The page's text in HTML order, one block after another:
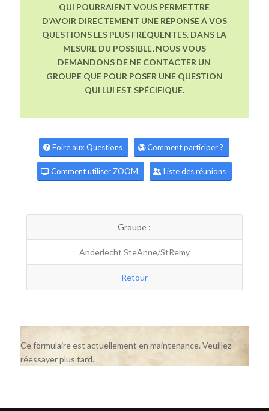
QUI POURRAIENT VOUS PERMETTRE
D’AVOIR DIRECTEMENT UNE RÉPONSE À VOS
QUESTIONS LES PLUS FRÉQUENTES. DANS LA
MESURE DU POSSIBLE, NOUS VOUS
DEMANDONS DE NE CONTACTER UN
GROUPE QUE POUR POSER UNE QUESTION
QUI LUI EST SPÉCIFIQUE.
Foire aux Questions Comment participer ?
Comment utiliser ZOOM Liste des réunions
Groupe :
Anderlecht SteAnne/StRemy
Retour
Ce formulaire est actuellement en maintenance. Veuillez
réessayer plus tard.